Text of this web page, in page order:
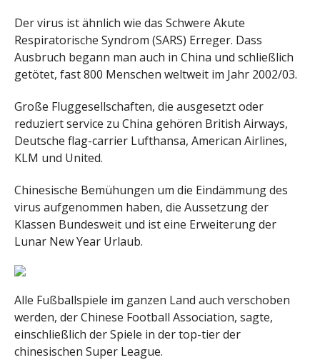
Der virus ist ähnlich wie das Schwere Akute
Respiratorische Syndrom (SARS) Erreger. Dass
Ausbruch begann man auch in China und schließlich
getötet, fast 800 Menschen weltweit im Jahr 2002/03.
Große Fluggesellschaften, die ausgesetzt oder
reduziert service zu China gehören British Airways,
Deutsche flag-carrier Lufthansa, American Airlines,
KLM und United.
Chinesische Bemühungen um die Eindämmung des
virus aufgenommen haben, die Aussetzung der
Klassen Bundesweit und ist eine Erweiterung der
Lunar New Year Urlaub.
Alle Fußballspiele im ganzen Land auch verschoben
werden, der Chinese Football Association, sagte,
einschließlich der Spiele in der top-tier der
chinesischen Super League.